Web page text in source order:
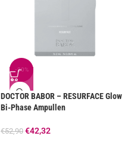
-20%
DOCTOR BABOR – RESURFACE Glow
Bi-Phase Ampullen
€52,90 €42,32